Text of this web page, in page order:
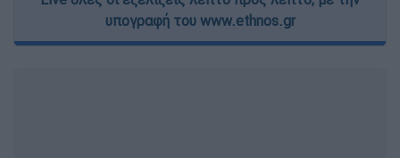
υπογραφή του www.ethnos.gr